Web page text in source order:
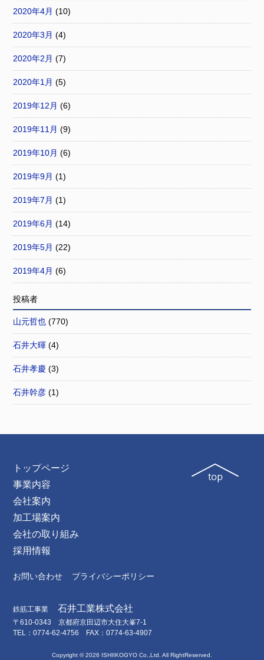
2020年4月 (10)
2020年3月 (4)
2020年2月 (7)
2020年1月 (5)
2019年12月 (6)
2019年11月 (9)
2019年10月 (6)
2019年9月 (1)
2019年7月 (1)
2019年6月 (14)
2019年5月 (22)
2019年4月 (6)
投稿者
山元哲也 (770)
石井大暉 (4)
石井孝慶 (3)
石井幹彦 (1)
トップページ
事業内容
会社案内
加工場案内
会社の取り組み
採用情報
お問い合わせ プライバシーポリシー
鉄筋工事業 石井工業株式会社
〒610-0343 京都府京田辺市大住大峯7-1
TEL：0774-62-4756 FAX：0774-63-4907
Copyright ©2026 ISHIIKOGYO Co.,Ltd. All RightReserved.